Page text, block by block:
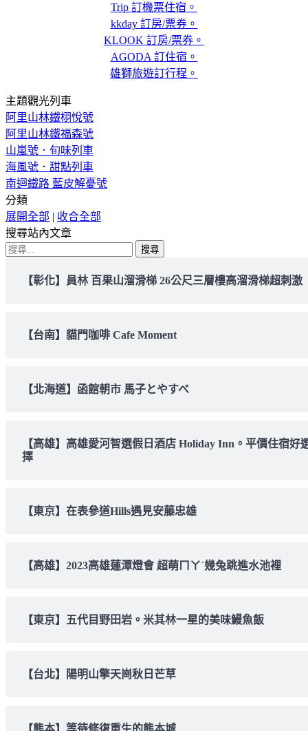
Trip 訂機票住宿。
kkday 訂房/票券。
KLOOK 訂房/票券。
AGODA 訂住宿。
雄獅旅遊訂行程。
主題觀光列車
阿里山林鐵栩悅號
阿里山林鐵福森號
山嵐號．旬味列車
海風號．甜點列車
南迴鐵路 藍皮解憂號
分類
展開全部 | 收合全部
搜尋站內文章
搜
【彰化】員林 百果山溜滑梯 26公尺三層樓高溜滑梯超刺激
【台南】貓門咖啡 Cafe Moment
【北海道】函館朝市 馬子とやすべ
【高雄】高雄愛河智選假日酒店 Holiday Inn。平價住宿好
擇
【東京】在表參道Hills遇見安藤忠雄
【高雄】2023高雄蓮潭燈會 超萌ㄇㄚˊ幾兔跳進水池裡
【東京】五代目野田岩。米其林一星的美味鰻魚飯
【台北】陽明山擎天崗秋日芒草
【熊本】等待修復重生的熊本城